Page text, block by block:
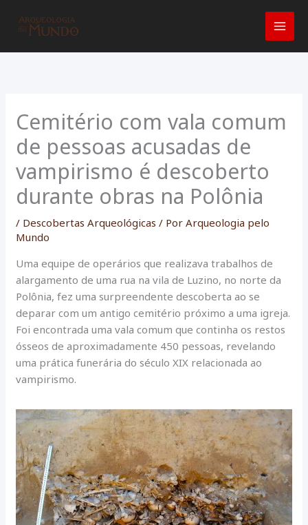
para
Cemitério com vala comum
de pessoas acusadas de
vampirismo é descoberto
durante obras na Polônia
/ Descobertas Arqueológicas / PorArqueologia pelo
Mundo
Uma equipe de operários que realizava trabalhos de
alargamento de uma rua na vila de Luzino, no norte da
Polônia, fez uma surpreendente descoberta ao se
deparar com um antigo cemitério próximo a uma igreja.
Foi encontrada uma vala comum que continha os restos
ósseos de aproximadamente 450 pessoas, revelando
uma prática funerária do século XIX relacionada ao
vampirismo.